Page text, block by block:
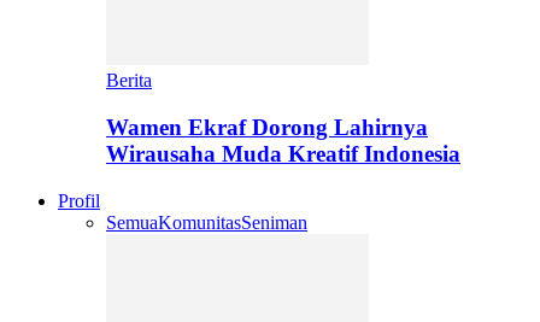
Berita
Wamen Ekraf Dorong Lahirnya
Wirausaha Muda Kreatif Indonesia
Profil
SemuaKomunitasSeniman